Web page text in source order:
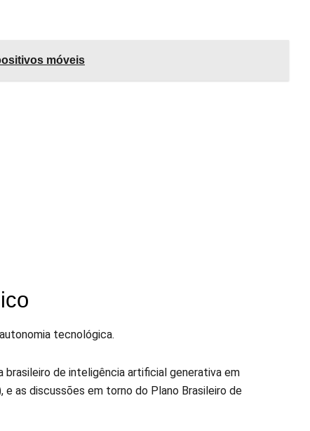
móveis
tecnológica.
de inteligência artificial generativa em
e as discussões em torno do Plano Brasileiro de